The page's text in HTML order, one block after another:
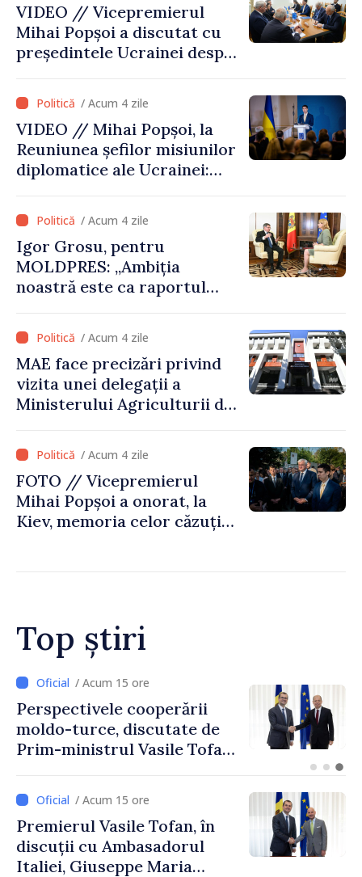
VIDEO // Vicepremierul
Mihai Popșoi a discutat cu
președintele Ucrainei despre
hidrologice din bazinul
râului Nistru și proiecte
comune în infrastructură și
energie
/ Acum 4 zile
VIDEO // Mihai Popșoi, la
Reuniunea șefilor misiunilor
diplomatice ale Ucrainei:
alegerea. Ne-am alăturat
Ucrainei”/ Acum 4 zile
Igor Grosu, pentru
MOLDPRES: „Ambiția
noastră este ca raportul
an să fie și mai bun”
/ Acum 4 zile
MAE face precizări privind
vizita unei delegații a
Ministerului Agriculturii din
/ Acum 4 zile
FOTO // Vicepremierul
Mihai Popșoi a onorat, la
Kiev, memoria celor căzuți
Top știri
/ Acum 15 ore
Perspectivele cooperării
moldo-turce, discutate de
Prim-ministrul Vasile Tofan
Uygar Mustafa Sertel
/ Acum 15 ore
Premierul Vasile Tofan, în
discuții cu Ambasadorul
Italiei, Giuseppe Maria